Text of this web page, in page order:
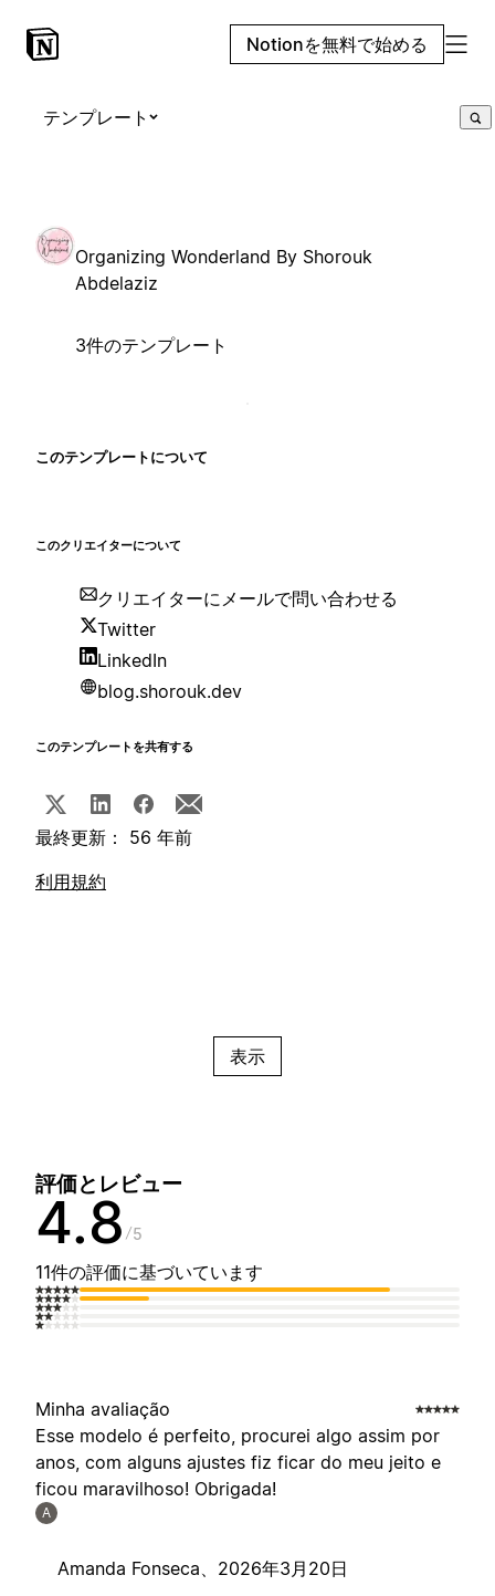
Notionを無料で始める
テンプレート
Organizing Wonderland By Shorouk
Abdelaziz
3件のテンプレート
このテンプレートについて
このクリエイターについて
クリエイターにメールで問い合わせる
Twitter
LinkedIn
blog.shorouk.dev
このテンプレートを共有する
最終更新： 56 年前
利用規約
表示
評価とレビュー
4.8 5
11件の評価に基づいています
Minha avaliação
Esse modelo é perfeito, procurei algo assim por
anos, com alguns ajustes fiz ficar do meu jeito e
ficou maravilhoso! Obrigada!
A
Amanda Fonseca、 2026年3月20日